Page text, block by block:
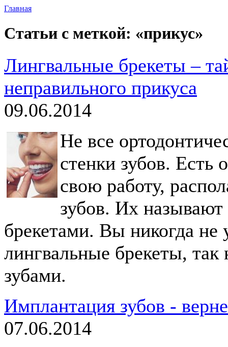
Главная
Статьи с меткой: «прикус»
Лингвальные брекеты –
неправильного прикуса
09.06.2014
Не все
стенки зубов. Есть
свою работу,
зубов. Их
брекетами. Вы никогда не
лингвальные брекеты, так
зубами.
Имплантация зубов -
07.06.2014